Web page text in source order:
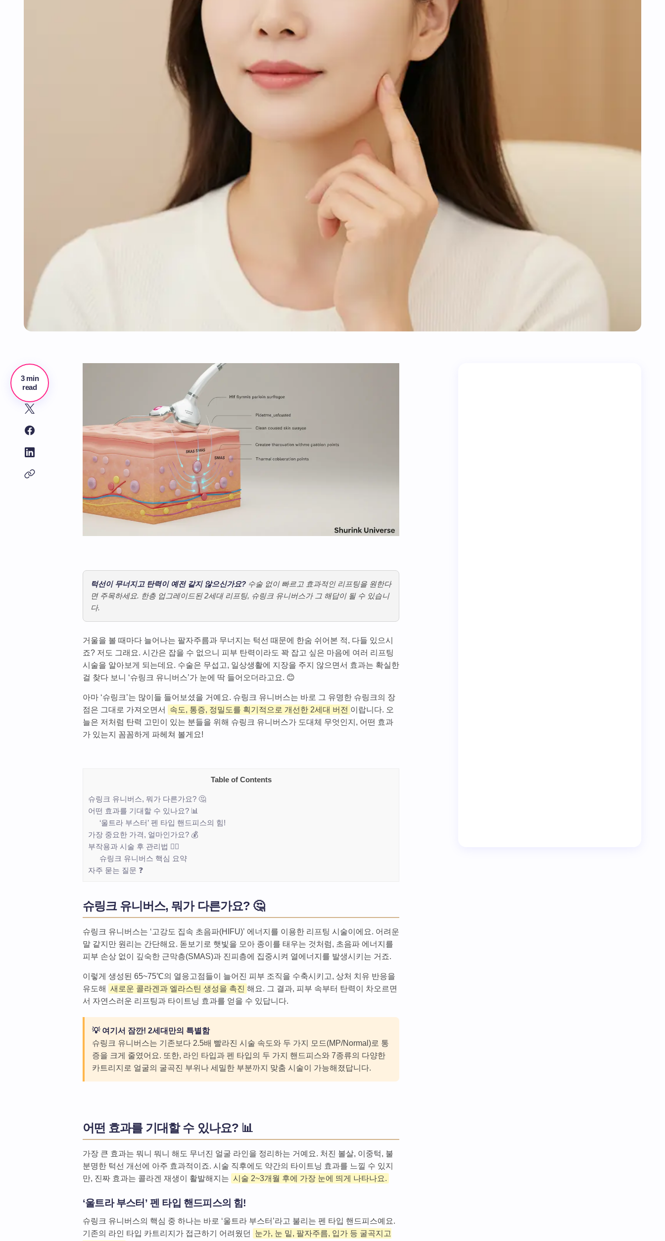
3 min
read
턱선이 무너지고 탄력이 예전 같지 않으신가요? 수술 없이 빠르고 효과적인 리프팅을 원한다
면 주목하세요. 한층 업그레이드된 2세대 리프팅, 슈링크 유니버스가 그 해답이 될 수 있습니
다.
거울을 볼 때마다 늘어나는 팔자주름과 무너지는 턱선 때문에 한숨 쉬어본 적, 다들 있으시
죠? 저도 그래요. 시간은 잡을 수 없으니 피부 탄력이라도 꽉 잡고 싶은 마음에 여러 리프팅
시술을 알아보게 되는데요. 수술은 무섭고, 일상생활에 지장을 주지 않으면서 효과는 확실한
걸 찾다 보니 ‘슈링크 유니버스’가 눈에 딱 들어오더라고요. 😊
아마 ‘슈링크’는 많이들 들어보셨을 거예요. 슈링크 유니버스는 바로 그 유명한 슈링크의 장
점은 그대로 가져오면서
속도, 통증, 정밀도를 획기적으로 개선한 2세대 버전 이랍니다. 오
늘은 저처럼 탄력 고민이 있는 분들을 위해 슈링크 유니버스가 도대체 무엇인지, 어떤 효과
가 있는지 꼼꼼하게 파헤쳐 볼게요!
Table of Contents
슈링크 유니버스, 뭐가 다른가요? 🤔
어떤 효과를 기대할 수 있나요? 📊
‘울트라 부스터’ 펜 타입 핸드피스의 힘!
가장 중요한 가격, 얼마인가요? 💰
부작용과 시술 후 관리법 👩‍⚕️
슈링크 유니버스 핵심 요약
자주 묻는 질문 ❓
슈링크 유니버스, 뭐가 다른가요? 🤔
슈링크 유니버스는 ‘고강도 집속 초음파(HIFU)’ 에너지를 이용한 리프팅 시술이에요. 어려운
말 같지만 원리는 간단해요. 돋보기로 햇빛을 모아 종이를 태우는 것처럼, 초음파 에너지를
피부 손상 없이 깊숙한 근막층(SMAS)과 진피층에 집중시켜 열에너지를 발생시키는 거죠.
이렇게 생성된 65~75℃의 열응고점들이 늘어진 피부 조직을 수축시키고, 상처 치유 반응을
유도해
새로운 콜라겐과 엘라스틴 생성을 촉진 해요. 그 결과, 피부 속부터 탄력이 차오르면
서 자연스러운 리프팅과 타이트닝 효과를 얻을 수 있답니다.
💡 여기서 잠깐! 2세대만의 특별함
슈링크 유니버스는 기존보다 2.5배 빨라진 시술 속도와 두 가지 모드(MP/Normal)로 통
증을 크게 줄였어요. 또한, 라인 타입과 펜 타입의 두 가지 핸드피스와 7종류의 다양한
카트리지로 얼굴의 굴곡진 부위나 세밀한 부분까지 맞춤 시술이 가능해졌답니다.
어떤 효과를 기대할 수 있나요? 📊
가장 큰 효과는 뭐니 뭐니 해도 무너진 얼굴 라인을 정리하는 거예요. 처진 볼살, 이중턱, 불
분명한 턱선 개선에 아주 효과적이죠. 시술 직후에도 약간의 타이트닝 효과를 느낄 수 있지
만, 진짜 효과는 콜라겐 재생이 활발해지는 시술 2~3개월 후에 가장 눈에 띄게 나타나요.
‘울트라 부스터’ 펜 타입 핸드피스의 힘!
슈링크 유니버스의 핵심 중 하나는 바로 ‘울트라 부스터’라고 불리는 펜 타입 핸드피스예요.
기존의 라인 타입 카트리지가 접근하기 어려웠던
눈가, 눈 밑, 팔자주름, 입가 등 굴곡지고